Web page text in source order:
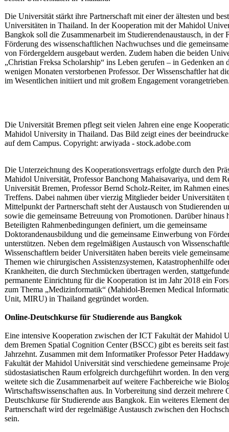
Die Universität stärkt ihre Partnerschaft mit einer der ältesten und
Universitäten in Thailand. In der Kooperation mit der Mahidol
Bangkok soll die Zusammenarbeit im Studierendenaustausch, in der
Förderung des wissenschaftlichen Nachwuchses und die
von Fördergeldern ausgebaut werden. Zudem haben die beiden
„Christian Freksa Scholarship“ ins Leben gerufen – in Gedenken an
wenigen Monaten verstorbenen Professor. Der Wissenschaftler hat
im Wesentlichen initiiert und mit großem Engagement
Die Universität Bremen pflegt seit vielen Jahren eine enge
Mahidol University in Thailand. Das Bild zeigt eines der
auf dem Campus. Copyright: arwiyada - stock.adobe.com
Die Unterzeichnung des Kooperationsvertrags erfolgte durch den
Mahidol Universität, Professor Banchong Mahaisavariya, und dem
Universität Bremen, Professor Bernd Scholz-Reiter, im Rahmen
Treffens. Dabei nahmen über vierzig Mitglieder beider Universitäten
Mittelpunkt der Partnerschaft steht der Austausch von Studierenden
sowie die gemeinsame Betreuung von Promotionen. Darüber hinaus
Beteiligten Rahmenbedingungen definiert, um die gemeinsame
Doktorandenausbildung und die gemeinsame Einwerbung von
unterstützen. Neben dem regelmäßigen Austausch von
Wissenschaftlern beider Universitäten haben bereits viele
Themen wie chirurgischen Assistenzsystemen, Katastrophenhilfe
Krankheiten, die durch Stechmücken übertragen werden,
permanente Einrichtung für die Kooperation ist im Jahr 2018 ein
zum Thema „Medizinformatik“ (Mahidol-Bremen Medical
Unit, MIRU) in Thailand gegründet worden.
Online-Deutschkurse für Studierende aus Bangkok
Eine intensive Kooperation zwischen der ICT Fakultät der Mahidol
dem Bremen Spatial Cognition Center (BSCC) gibt es bereits seit
Jahrzehnt. Zusammen mit dem Informatiker Professor Peter
Fakultät der Mahidol Universität sind verschiedene gemeinsame
südostasiatischen Raum erfolgreich durchgeführt worden. In den
weitete sich die Zusammenarbeit auf weitere Fachbereiche wie
Wirtschaftswissenschaften aus. In Vorbereitung sind derzeit mehrere
Deutschkurse für Studierende aus Bangkok. Ein weiteres Element
Partnerschaft wird der regelmäßige Austausch zwischen den
sein.